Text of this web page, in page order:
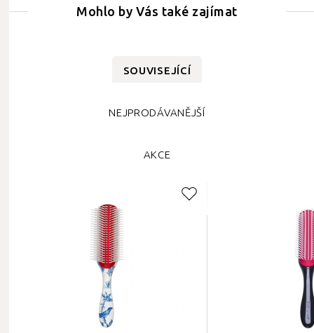
Mohlo by Vás také zajímat
SOUVISEJÍCÍ
NEJPRODÁVANĚJŠÍ
AKCE